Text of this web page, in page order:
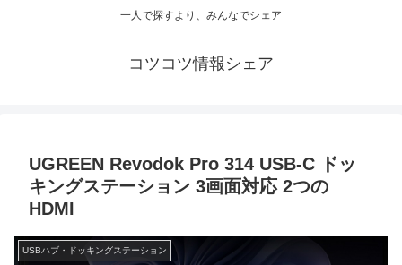
一人で探すより、みんなでシェア
コツコツ情報シェア
UGREEN Revodok Pro 314 USB-C ドッ
キングステーション 3画面対応 2つの
HDMI
USBハブ・ドッキングステーション